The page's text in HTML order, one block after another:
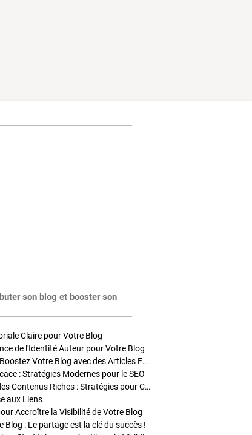
son blog et booster son
Claire pour Votre Blog
de l'Identité Auteur pour Votre Blog
Stratégies de Publication : Boostez Votre Blog avec des Articles Fréquents et Exclusifs
: Stratégies Modernes pour le SEO
Enrichir Vos Articles avec des Contenus Riches : Stratégies pour Captiver et Optimiser
aux Liens
Accroître la Visibilité de Votre Blog
Blog : Le partage est la clé du succès !